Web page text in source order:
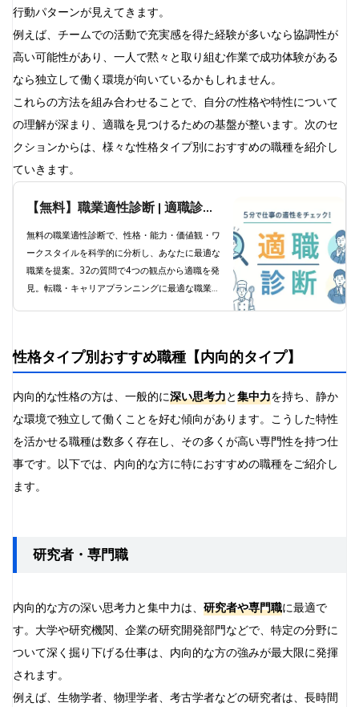
行動パターンが見えてきます。
例えば、チームでの活動で充実感を得た経験が多いなら協調性が
高い可能性があり、一人で黙々と取り組む作業で成功体験がある
なら独立して働く環境が向いているかもしれません。
これらの方法を組み合わせることで、自分の性格や特性について
の理解が深まり、適職を見つけるための基盤が整います。次のセ
クションからは、様々な性格タイプ別におすすめの職種を紹介し
ていきます。
【無料】職業適性診断 | 適職診断
で科学的分析と職業提案
無料の職業適性診断で、性格・能力・価値観・ワ
ークスタイルを科学的に分析し、あなたに最適な
職業を提案。32の質問で4つの観点から適職を発
見。転職・キャリアプランニングに最適な職業診
性格タイプ別おすすめ職種【内向的タイプ】
内向的な性格の方は、一般的に深い思考力と集中力を持ち、静か
な環境で独立して働くことを好む傾向があります。こうした特性
を活かせる職種は数多く存在し、その多くが高い専門性を持つ仕
事です。以下では、内向的な方に特におすすめの職種をご紹介し
ます。
研究者・専門職
内向的な方の深い思考力と集中力は、 研究者や専門職に最適で
す。大学や研究機関、企業の研究開発部門などで、特定の分野に
ついて深く掘り下げる仕事は、内向的な方の強みが最大限に発揮
されます。
例えば、生物学者、物理学者、考古学者などの研究者は、長時間